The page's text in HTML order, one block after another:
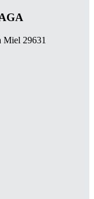
Miel 29631